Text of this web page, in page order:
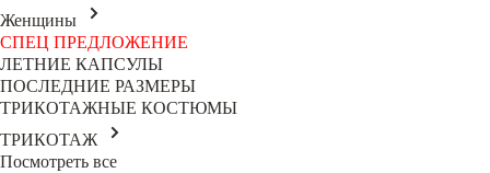
Женщины
СПЕЦ ПРЕДЛОЖЕНИЕ
ЛЕТНИЕ КАПСУЛЫ
ПОСЛЕДНИЕ РАЗМЕРЫ
ТРИКОТАЖНЫЕ КОСТЮМЫ
ТРИКОТАЖ
Посмотреть все